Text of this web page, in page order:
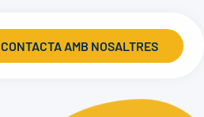
CONTACTA AMB NOSALTRES